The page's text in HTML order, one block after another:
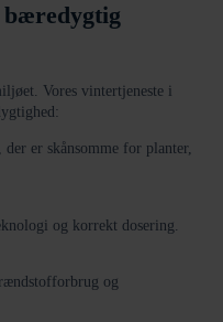
Vores vintertjeneste i
, der er skånsomme for planter,
og korrekt dosering.
og